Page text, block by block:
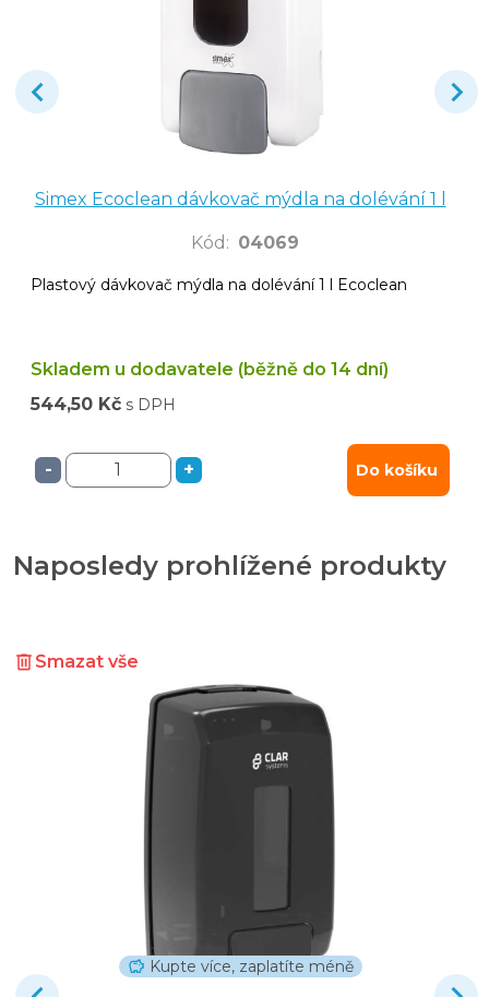
Simex Ecoclean dávkovač mýdla na dolévání 1 l
Kód : 04069
Plastový dávkovač mýdla na dolévání 1 l Ecoclean
Skladem u dodavatele (běžně do 14 dní)
544,50 Kč s DPH
- + Do košíku
Naposledy prohlížené produkty
Smazat vše
Kupte více, zaplatíte méně